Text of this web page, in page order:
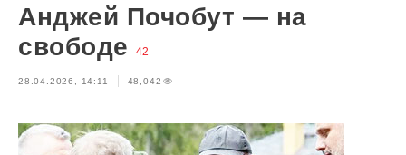
ПРОИСШЕСТВИЯ СПОРТ КУЛЬТУРА ИСТОРИЯ
МНЕНИЕ ИНТЕРВЬЮ
АВТО ОТДЫХ ОБХОД БЛОКИРОВКИ И СОЛИДАРНОСТЬ
Анджей Почобут — на
свободе
42
28.04.2026, 14:11 48,042